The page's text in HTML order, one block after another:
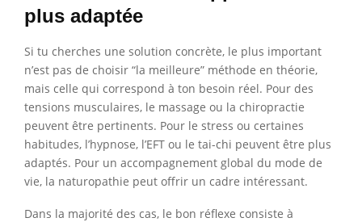
plus adaptée
Si tu cherches une solution concrète, le plus important
n’est pas de choisir “la meilleure” méthode en théorie,
mais celle qui correspond à ton besoin réel. Pour des
tensions musculaires, le massage ou la chiropractie
peuvent être pertinents. Pour le stress ou certaines
habitudes, l’hypnose, l’EFT ou le tai-chi peuvent être plus
adaptés. Pour un accompagnement global du mode de
vie, la naturopathie peut offrir un cadre intéressant.
Dans la majorité des cas, le bon réflexe consiste à